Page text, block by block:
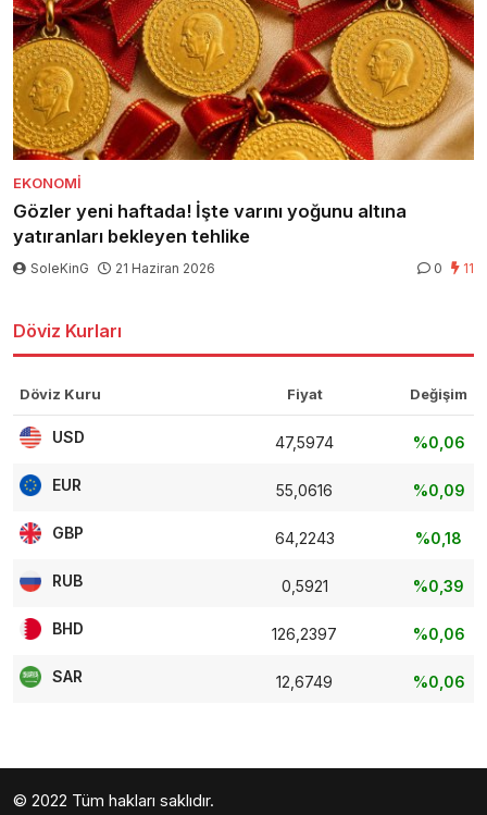
EKONOMI
Gözler yeni haftada! İşte varını yoğunu altına
yatıranları bekleyen tehlike
SoleKinG 21 Haziran 2026 0 11
Döviz Kurları
Döviz Kuru Fiyat Değişim
USD 47,5974 %0,06
EUR 55,0616 %0,09
GBP 64,2243 %0,18
RUB 0,5921 %0,39
BHD 126,2397 %0,06
SAR 12,6749 %0,06
© 2022 Tüm hakları saklıdır.